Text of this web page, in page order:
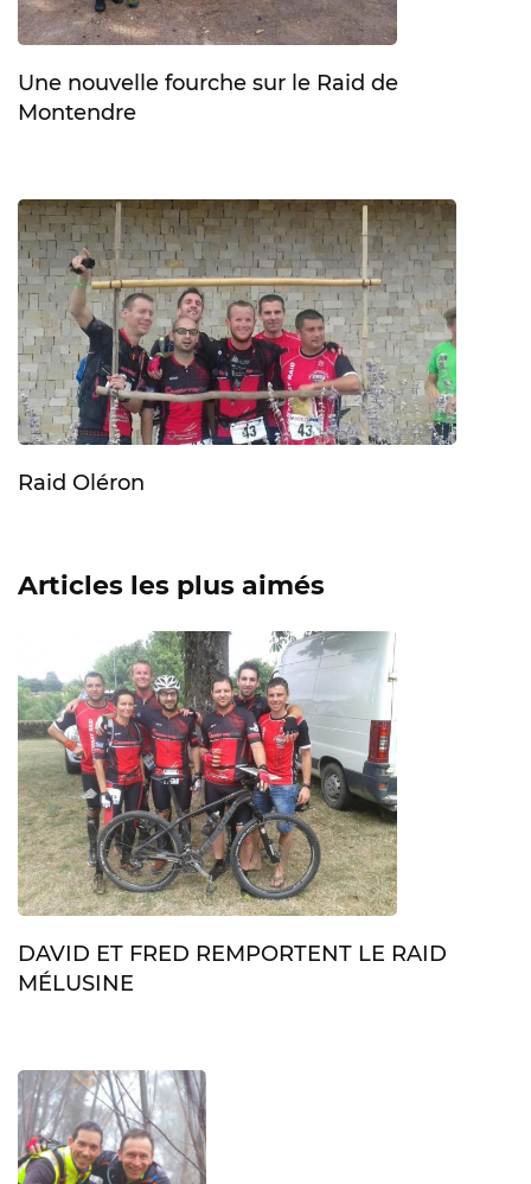
Une nouvelle fourche sur le Raid de
Montendre
Raid Oléron
Articles les plus aimés
DAVID ET FRED REMPORTENT LE RAID
MÉLUSINE